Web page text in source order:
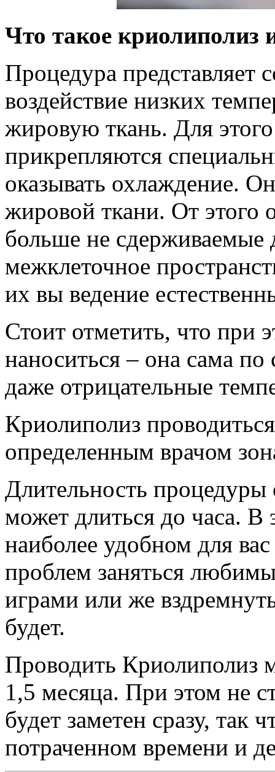
Что такое криолиполиз
Процедура представляет
воздействие низких
жировую ткань. Для
прикрепляются
оказывать охлаждение.
жировой ткани. От этого
больше не сдерживаемые
межклеточное
их вы ведение
Стоит отметить, что при
наноситься – она сама
даже отрицательные
Криолиполиз
определенным врачом
Длительность процедуры
может длиться до часа. В
наиболее удобном для
проблем заняться
играми или же
будет.
Проводить Криолиполиз
1,5 месяца. При этом не
будет заметен сразу, так
потраченном времени и